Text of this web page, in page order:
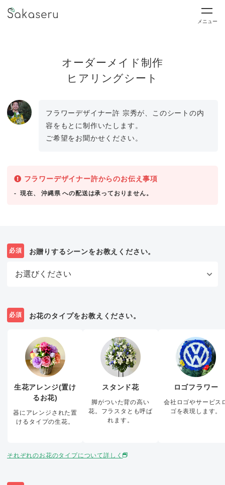
メニュー
オーダーメイド制作
ヒアリングシート
フラワーデザイナー許 宗秀が、このシートの内
容をもとに制作いたします。
ご希望をお聞かせください。
フラワーデザイナー許からのお伝え事項
現在、 沖縄県 への配送は承っておりません。
必須 お贈りするシーンをお教えください。
必須 お花のタイプをお教えください。
生花アレンジ(置け
るお花)
器にアレンジされた置
けるタイプの生花。
スタンド花
脚がついた背の高い
花。フラスタとも呼ば
れます。
ロゴフラワー
会社ロゴやサービス
ゴを表現します。
それぞれのお花のタイプについて詳しく